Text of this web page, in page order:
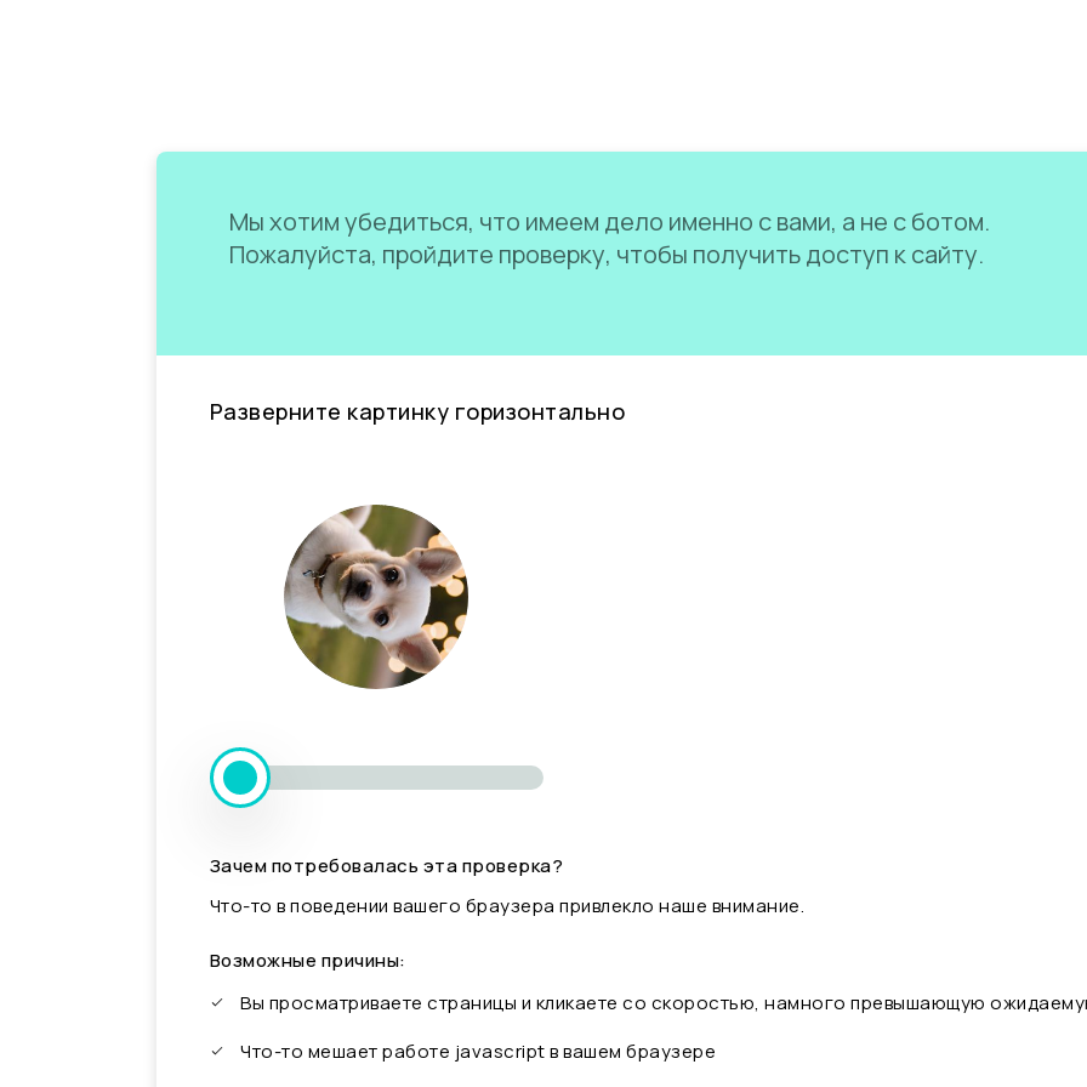
Мы хотим убедиться, что имеем дело именно с вами, а не с ботом.
Пожалуйста, пройдите проверку, чтобы получить доступ к сайту.
Разверните картинку горизонтально
Зачем потребовалась эта проверка?
Что-то в поведении вашего браузера привлекло наше внимание.
Возможные причины:
Вы просматриваете страницы и кликаете со скоростью, намного превышающую
Что-то мешает работе javascript в вашем браузере